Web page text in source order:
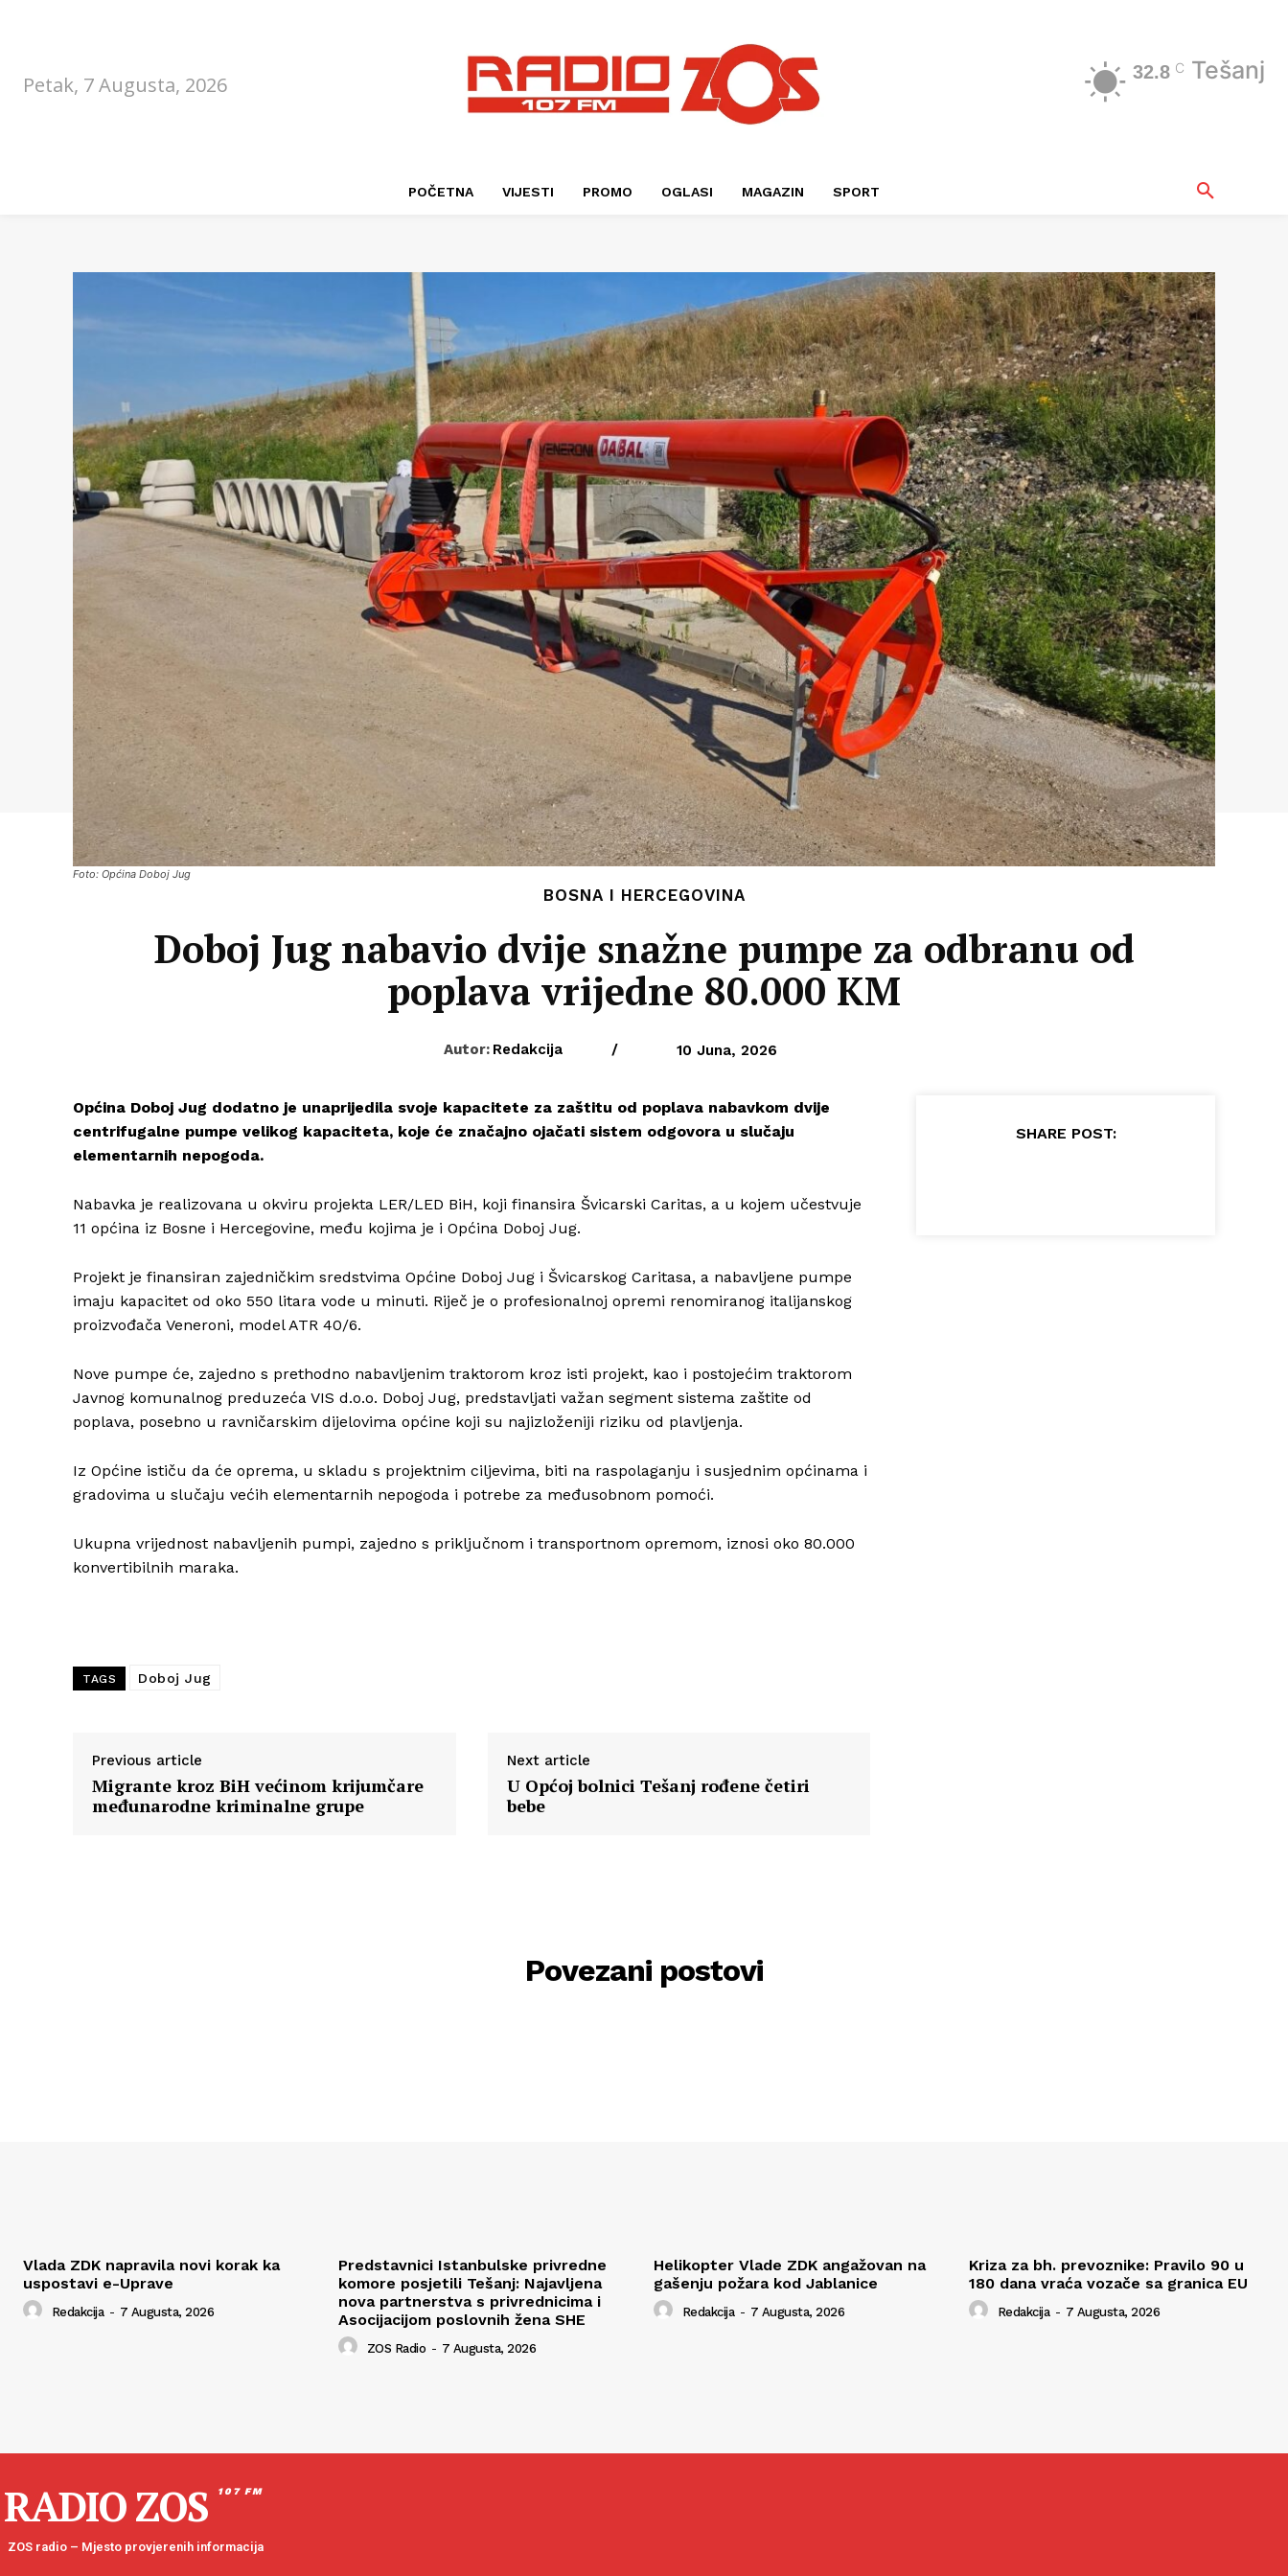
Petak, 7 Augusta, 2026
32.8 C Tešanj
POČETNA VIJESTI PROMO OGLASI MAGAZIN SPORT
Foto: Općina Doboj Jug
BOSNA I HERCEGOVINA
Doboj Jug nabavio dvije snažne pumpe za odbranu od
poplava vrijedne 80.000 KM
Autor: Redakcija / 10 Juna, 2026
Općina Doboj Jug dodatno je unaprijedila svoje kapacitete za zaštitu od poplava nabavkom dvije
centrifugalne pumpe velikog kapaciteta, koje će značajno ojačati sistem odgovora u slučaju
elementarnih nepogoda.
Nabavka je realizovana u okviru projekta LER/LED BiH, koji finansira Švicarski Caritas, a u kojem učestvuje
11 općina iz Bosne i Hercegovine, među kojima je i Općina Doboj Jug.
Projekt je finansiran zajedničkim sredstvima Općine Doboj Jug i Švicarskog Caritasa, a nabavljene pumpe
imaju kapacitet od oko 550 litara vode u minuti. Riječ je o profesionalnoj opremi renomiranog italijanskog
proizvođača Veneroni, model ATR 40/6.
Nove pumpe će, zajedno s prethodno nabavljenim traktorom kroz isti projekt, kao i postojećim traktorom
Javnog komunalnog preduzeća VIS d.o.o. Doboj Jug, predstavljati važan segment sistema zaštite od
poplava, posebno u ravničarskim dijelovima općine koji su najizloženiji riziku od plavljenja.
Iz Općine ističu da će oprema, u skladu s projektnim ciljevima, biti na raspolaganju i susjednim općinama i
gradovima u slučaju većih elementarnih nepogoda i potrebe za međusobnom pomoći.
Ukupna vrijednost nabavljenih pumpi, zajedno s priključnom i transportnom opremom, iznosi oko 80.000
konvertibilnih maraka.
TAGS Doboj Jug
Previous article
Migrante kroz BiH većinom krijumčare
međunarodne kriminalne grupe
Next article
U Općoj bolnici Tešanj rođene četiri
bebe
SHARE POST:
Povezani postovi
Vlada ZDK napravila novi korak ka
uspostavi e-Uprave
Redakcija - 7 Augusta, 2026
Predstavnici Istanbulske privredne
komore posjetili Tešanj: Najavljena
nova partnerstva s privrednicima i
Asocijacijom poslovnih žena SHE
ZOS Radio - 7 Augusta, 2026
Helikopter Vlade ZDK angažovan na
gašenju požara kod Jablanice
Redakcija - 7 Augusta, 2026
Kriza za bh. prevoznike: Pravilo 90 u
180 dana vraća vozače sa granica EU
Redakcija - 7 Augusta, 2026
RADIO ZOS 107 FM
ZOS radio – Mjesto provjerenih informacija